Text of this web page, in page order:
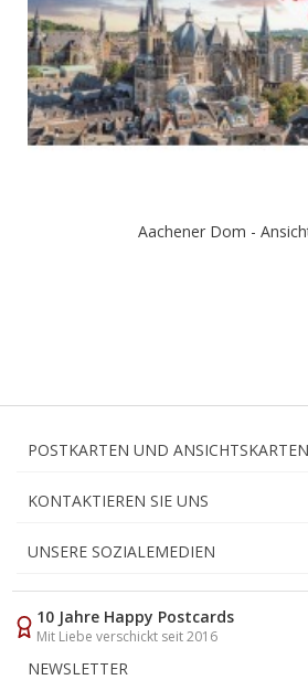
Aachener Dom -
POSTKARTEN UND
KONTAKTIEREN SIE UNS
UNSERE SOZIALEMEDIEN
10 Jahre Happy Postcards
Mit Liebe verschickt seit 2016
NEWSLETTER